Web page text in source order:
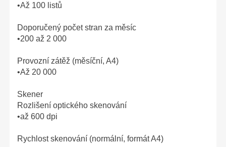
•Až 100 listů
Doporučený počet stran za měsíc
•200 až 2 000
Provozní zátěž (měsíční, A4)
•Až 20 000
Skener
Rozlišení optického skenování
•až 600 dpi
Rychlost skenování (normální, formát A4)